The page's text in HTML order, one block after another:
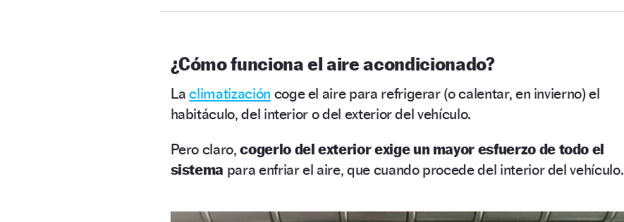
¿Cómo funciona el aire acondicionado?
Laclimatización coge el aire para refrigerar (o calentar, en invierno) el
habitáculo, del interior o del exterior del vehículo.
Pero claro, cogerlo del exterior exige un mayor esfuerzo de todo el
sistema para enfriar el aire, que cuando procede del interior del vehículo.